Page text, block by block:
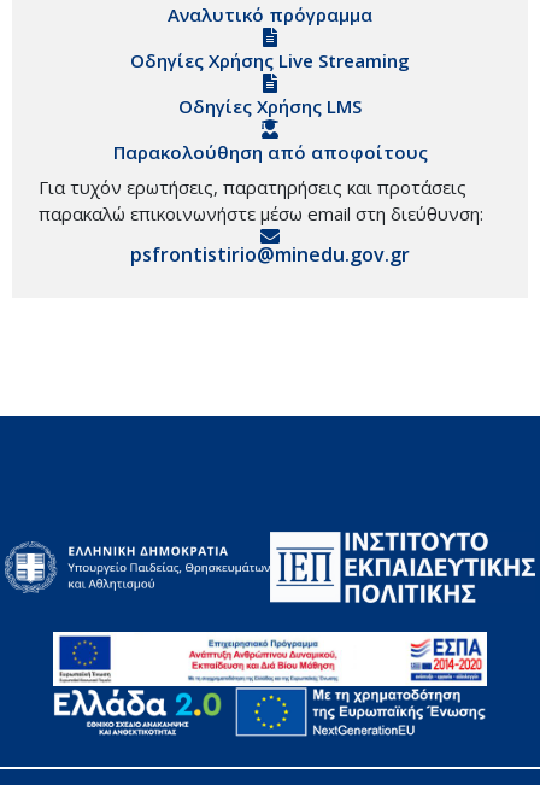
Αναλυτικό πρόγραμμα
Οδηγίες Χρήσης Live Streaming
Οδηγίες Χρήσης LMS
Παρακολούθηση από αποφοίτους
Για τυχόν ερωτήσεις, παρατηρήσεις και προτάσεις
παρακαλώ επικοινωνήστε μέσω email στη διεύθυνση:
psfrontistirio@minedu.gov.gr